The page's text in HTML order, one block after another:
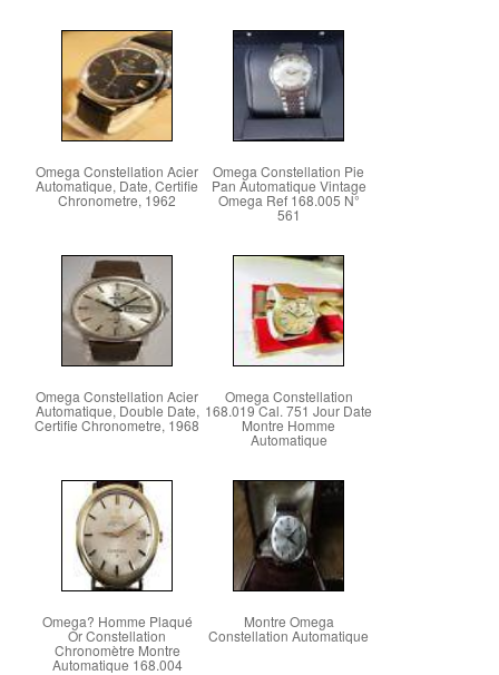
Omega Constellation Acier
Automatique, Date, Certifie
Chronometre, 1962
Omega Constellation Pie
Pan Automatique Vintage
Omega Ref 168.005 N°
561
Omega Constellation Acier
Automatique, Double Date,
Certifie Chronometre, 1968
Omega Constellation
168.019 Cal. 751 Jour Date
Montre Homme
Automatique
Omega? Homme Plaqué
Or Constellation
Chronomètre Montre
Automatique 168.004
Montre Omega
Constellation Automatique